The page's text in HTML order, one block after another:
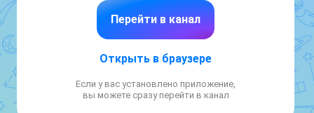
Telega
Перейти в канал
Открыть в браузере
Если у вас установлено приложение,
вы можете сразу перейти в канал